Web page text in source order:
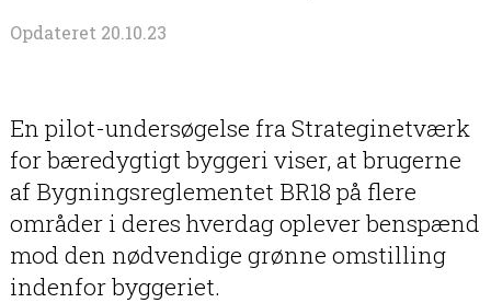
Opdateret 20.10.23
En pilot-undersøgelse fra Strateginetværk
for bæredygtigt byggeri viser, at brugerne
af Bygningsreglementet BR18 på flere
områder i deres hverdag oplever benspænd
mod den nødvendige grønne omstilling
indenfor byggeriet.